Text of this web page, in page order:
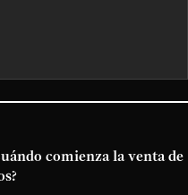
comienza la venta de